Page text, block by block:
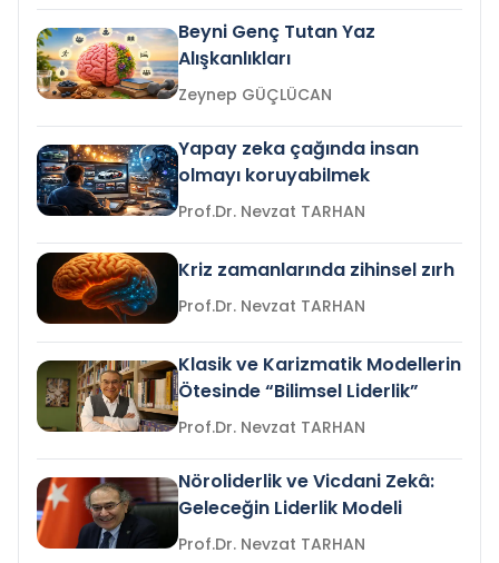
Beyni Genç Tutan Yaz
Alışkanlıkları
Zeynep GÜÇLÜCAN
Yapay zeka çağında insan
olmayı koruyabilmek
Prof.Dr. Nevzat TARHAN
Kriz zamanlarında zihinsel zırh
Prof.Dr. Nevzat TARHAN
Klasik ve Karizmatik Modellerin
Ötesinde “Bilimsel Liderlik”
Prof.Dr. Nevzat TARHAN
Nöroliderlik ve Vicdani Zekâ:
Geleceğin Liderlik Modeli
Prof.Dr. Nevzat TARHAN